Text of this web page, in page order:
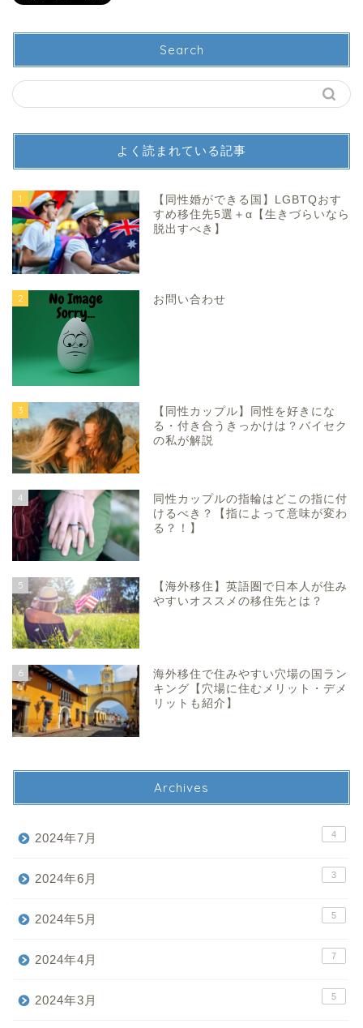
Search
よく読まれている記事
1
【同性婚ができる国】LGBTQおす
すめ移住先5選＋α【生きづらいなら
脱出すべき】
2 お問い合わせ
3
【同性カップル】同性を好きにな
る・付き合うきっかけは？バイセク
の私が解説
4
同性カップルの指輪はどこの指に付
けるべき？【指によって意味が変わ
る？！】
5
【海外移住】英語圏で日本人が住み
やすいオススメの移住先とは？
6
海外移住で住みやすい穴場の国ラン
キング【穴場に住むメリット・デメ
リットも紹介】
Archives
2024年7月 4
2024年6月 3
2024年5月 5
2024年4月 7
2024年3月 5